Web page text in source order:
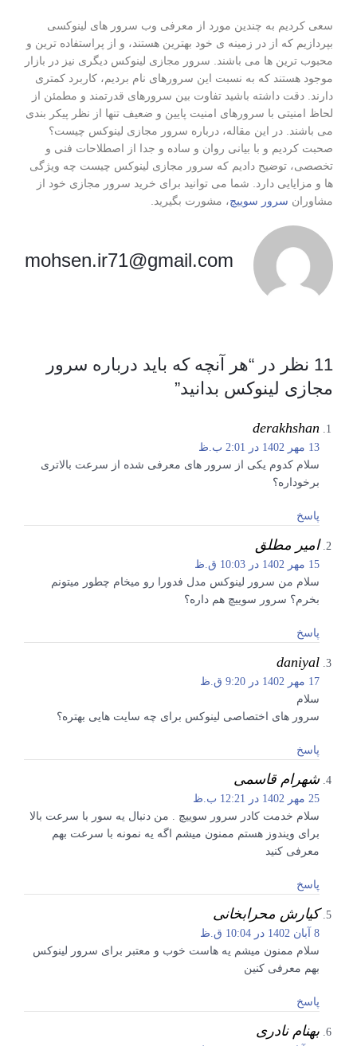
سعی کردیم به چندین مورد از معرفی وب سرور های لینوکسی
بپردازیم که از در زمینه ی خود بهترین هستند، و از پراستفاده ترین و
محبوب ترین ها می باشند. سرور مجازی لینوکس دیگری نیز در بازار
موجود هستند که به نسبت این سرورهای نام بردیم، کاربرد کمتری
دارند. دقت داشته باشید تفاوت بین سرورهای قدرتمند و مطمئن از
لحاظ امنیتی با سرورهای امنیت پایین و ضعیف تنها از نظر پیکر بندی
می باشند. در این مقاله، درباره سرور مجازی لینوکس چیست؟
صحبت کردیم و با بیانی روان و ساده و جدا از اصطلاحات فنی و
تخصصی، توضیح دادیم که سرور مجازی لینوکس چیست چه ویژگی
ها و مزایایی دارد. شما می توانید برای خرید سرور مجازی خود از
مشاوران سرور سوییچ، مشورت بگیرید.
mohsen.ir71@gmail.com
11 نظر در “
هر آنچه که باید درباره سرور
مجازی لینوکس بدانید”
derakhshan
13 مهر 1402 در 2:01 ب.ظ
سلام کدوم یکی از سرور های معرفی شده از سرعت بالاتری
برخوداره؟
پاسخ
امیر مطلق
15 مهر 1402 در 10:03 ق.ظ
سلام من سرور لینوکس مدل فدورا رو میخام چطور میتونم
بخرم؟ سرور سوییچ هم داره؟
پاسخ
daniyal
17 مهر 1402 در 9:20 ق.ظ
سلام
سرور های اختصاصی لینوکس برای چه سایت هایی بهتره؟
پاسخ
شهرام قاسمی
25 مهر 1402 در 12:21 ب.ظ
سلام خدمت کادر سرور سوییچ . من دنبال یه سور با سرعت بالا
برای ویندوز هستم ممنون میشم اگه یه نمونه با سرعت بهم
معرفی کنید
پاسخ
کیارش محرابخانی
8 آبان 1402 در 10:04 ق.ظ
سلام ممنون میشم یه هاست خوب و معتبر برای سرور لینوکس
بهم معرفی کنین
پاسخ
بهنام نادری